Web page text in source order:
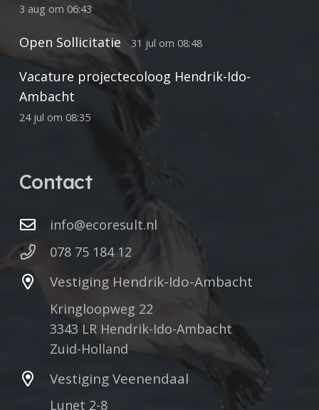
3 aug om 06:43
Open Sollicitatie 31 jul om 08:48
Vacature projectecoloog Hendrik-Ido-
Ambacht
24 jul om 08:35
Contact
info@ecoresult.nl
078 75 184 12
Vestiging Hendrik-Ido-Ambacht
Kringloopweg 22
3343 LR Hendrik-Ido-Ambacht
Zuid-Holland
Vestiging Veenendaal
Lunet 2-8